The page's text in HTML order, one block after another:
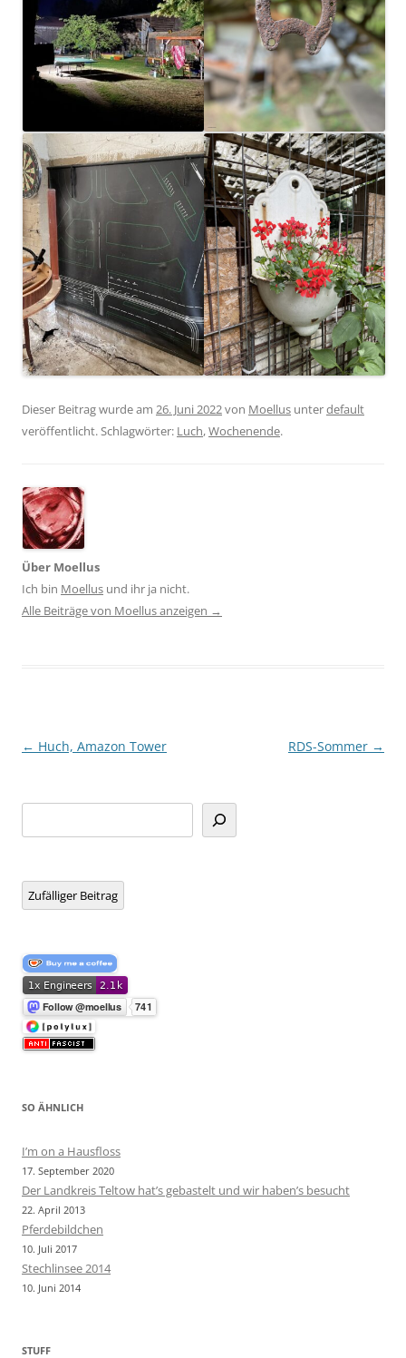
Dieser Beitrag wurde am 26. Juni 2022von Moellus unterdefault
veröffentlicht. Schlagwörter: Luch,Wochenende.
Über Moellus
Ich bin Moellus und ihr ja nicht.
Alle Beiträge von Moellus anzeigen →
Beitragsnavigation
← Huch, Amazon Tower RDS-Sommer →
Zufälliger Beitrag
SO ÄHNLICH
I’m on a Hausfloss
17. September 2020
Der Landkreis Teltow hat’s gebastelt und wir haben’s besucht
22. April 2013
Pferdebildchen
10. Juli 2017
Stechlinsee 2014
10. Juni 2014
STUFF